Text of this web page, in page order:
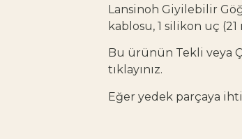
Lansinoh Giyilebilir
kablosu, 1 silikon uç
Bu ürünün Tekli veya
tıklayınız.
Eğer yedek parçaya